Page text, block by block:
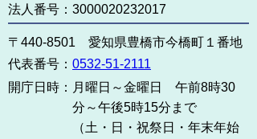
法人番号：3000020232017
〒440-8501 愛知県豊橋市今橋町１番地
代表番号： 0532-51-2111
開庁日時： 月曜日～金曜日 午前8時30
分～午後5時15分まで
（土・日・祝祭日・年末年始